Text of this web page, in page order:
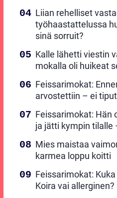
Liian rehelliset
työhaastattelussa
sinä sorruit?
Kalle lähetti viestin
mokalla oli huikeat
Feissarimokat:
arvostettiin – ei
Feissarimokat: Hän
ja jätti kympin tilalle
Mies maistaa
karmea loppu koitti
Feissarimokat:
Koira vai allerginen?